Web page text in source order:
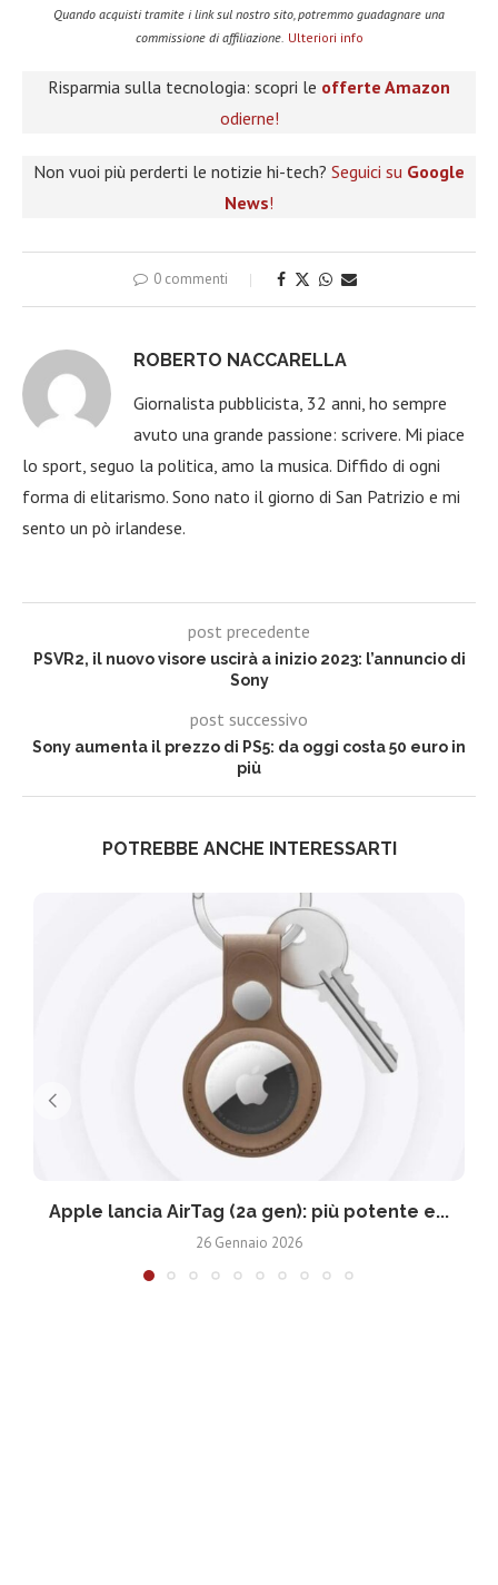
Quando acquisti tramite i link sul nostro sito, potremmo guadagnare una
commissione di affiliazione. Ulteriori info
Risparmia sulla tecnologia: scopri le offerte Amazon
odierne!
Non vuoi più perderti le notizie hi-tech? Seguici su Google
News!
0 commenti
ROBERTO NACCARELLA
Giornalista pubblicista, 32 anni, ho sempre
avuto una grande passione: scrivere. Mi piace
lo sport, seguo la politica, amo la musica. Diffido di ogni
forma di elitarismo. Sono nato il giorno di San Patrizio e mi
sento un pò irlandese.
post precedente
PSVR2, il nuovo visore uscirà a inizio 2023: l’annuncio di
Sony
post successivo
Sony aumenta il prezzo di PS5: da oggi costa 50 euro in
più
POTREBBE ANCHE INTERESSARTI
Apple lancia AirTag (2a gen): più potente e...
26 Gennaio 2026